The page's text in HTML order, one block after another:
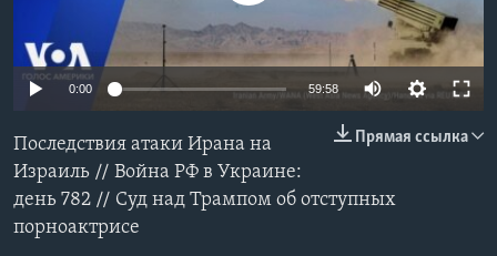
Learning English
СОЦИАЛЬНЫЕ СЕТИ
Языки
0:00 59:58
Прямая ссылка
Последствия атаки Ирана на
Израиль // Война РФ в Украине:
день 782 // Суд над Трампом об отступных
порноактрисе